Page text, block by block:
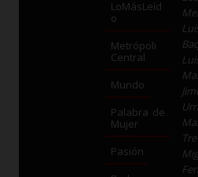
LoMásLeíd
o
Metrópoli
Central
Mundo
Palabra de
Mujer
Pasión